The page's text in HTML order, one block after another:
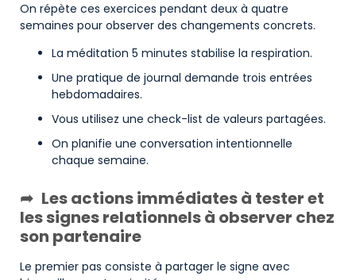
On répète ces exercices pendant deux à quatre
semaines pour observer des changements concrets.
La méditation 5 minutes stabilise la respiration.
Une pratique de journal demande trois entrées
hebdomadaires.
Vous utilisez une check-list de valeurs partagées.
On planifie une conversation intentionnelle
chaque semaine.
Les actions immédiates à tester et
les signes relationnels à observer chez
son partenaire
Le premier pas consiste à partager le signe avec